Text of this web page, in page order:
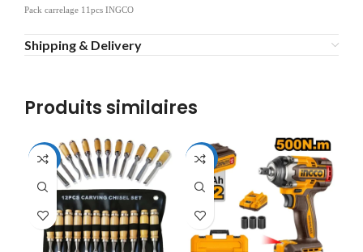
Pack carrelage 11pcs INGCO
Shipping & Delivery
Produits similaires
-19% -10%